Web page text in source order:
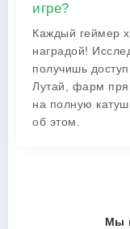
игре?
Каждый геймер
наградой!
получишь
Лутай, фарм
на полную
об этом.
Мы